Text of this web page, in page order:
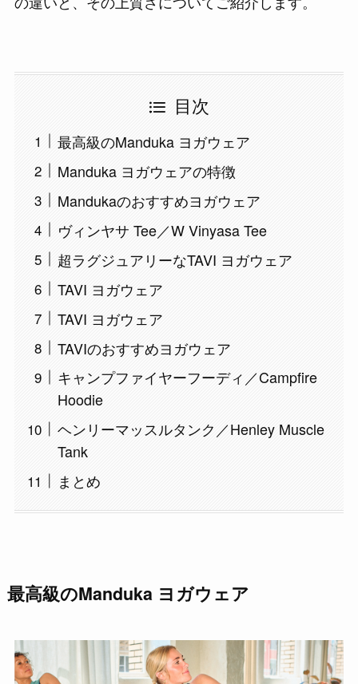
目次
最高級のManduka ヨガウェア
Manduka ヨガウェアの特徴
Mandukaのおすすめヨガウェア
ヴィンヤサ Tee／W Vinyasa Tee
超ラグジュアリーなTAVI ヨガウェア
TAVI ヨガウェア
TAVI ヨガウェア
TAVIのおすすめヨガウェア
キャンプファイヤーフーディ／Campfire
Hoodie
ヘンリーマッスルタンク／Henley Muscle
Tank
まとめ
最高級のManduka ヨガウェア